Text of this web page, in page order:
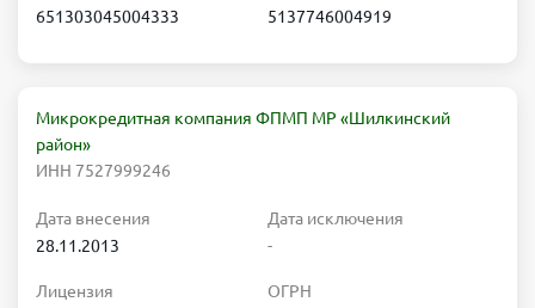
651303045004333
5137746004919
Микрокредитная компания ФПМП МР «Шилкинский
район»
ИНН 7527999246
Дата внесения
28.11.2013
Дата исключения
-
Лицензия
ОГРН